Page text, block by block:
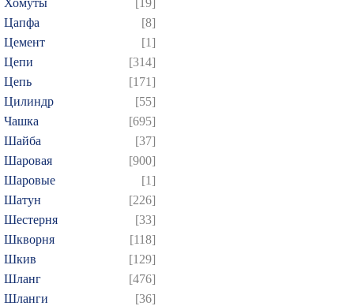
Хомуты
[19]
Цапфа
[8]
Цемент
[1]
Цепи
[314]
Цепь
[171]
Цилиндр
[55]
Чашка
[695]
Шайба
[37]
Шаровая
[900]
Шаровые
[1]
Шатун
[226]
Шестерня
[33]
Шкворня
[118]
Шкив
[129]
Шланг
[476]
Шланги
[36]